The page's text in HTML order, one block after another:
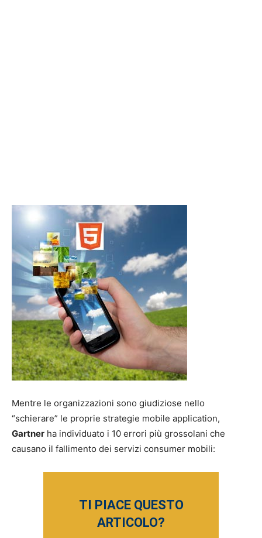
Mentre le organizzazioni sono giudiziose nello
“schierare” le proprie strategie mobile application,
Gartner ha individuato i 10 errori più grossolani che
causano il fallimento dei servizi consumer mobili:
TI PIACE QUESTO
ARTICOLO?